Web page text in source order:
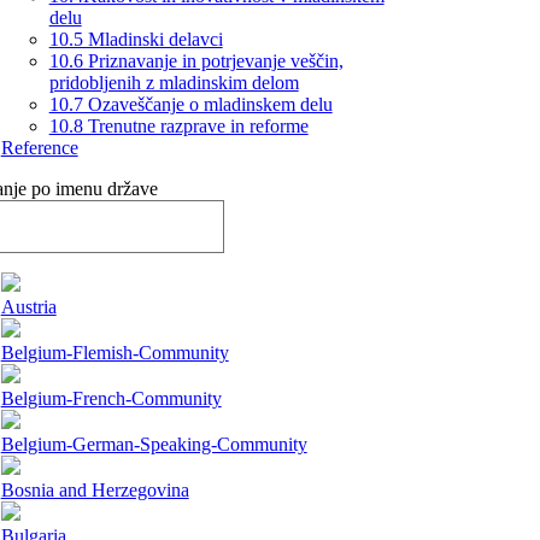
delu
10.5 Mladinski delavci
10.6 Priznavanje in potrjevanje veščin,
pridobljenih z mladinskim delom
10.7 Ozaveščanje o mladinskem delu
10.8 Trenutne razprave in reforme
Reference
po imenu države
Austria
Belgium-Flemish-Community
Belgium-French-Community
Belgium-German-Speaking-Community
Bosnia and Herzegovina
Bulgaria